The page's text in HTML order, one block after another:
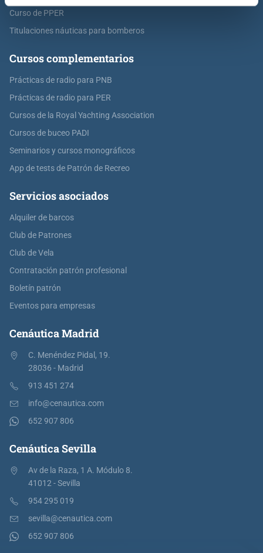
Curso de PPER
Titulaciones náuticas para bomberos
Cursos complementarios
Prácticas de radio para PNB
Prácticas de radio para PER
Cursos de la Royal Yachting Association
Cursos de buceo PADI
Seminarios y cursos monográficos
App de tests de Patrón de Recreo
Servicios asociados
Alquiler de barcos
Club de Patrones
Club de Vela
Contratación patrón profesional
Boletín patrón
Eventos para empresas
Cenáutica Madrid
C. Menéndez Pidal, 19.
28036 - Madrid
913 451 274
info@cenautica.com
652 907 806
Cenáutica Sevilla
Av de la Raza, 1 A. Módulo 8.
41012 - Sevilla
954 295 019
sevilla@cenautica.com
652 907 806